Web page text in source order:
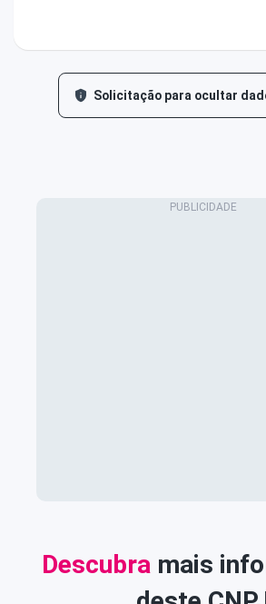
Solicitação para ocultar
Descubra mais